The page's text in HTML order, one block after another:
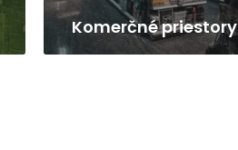
Komerčné priestory